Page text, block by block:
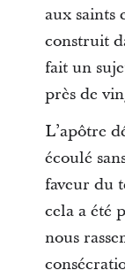
aux saints
construit
fait un
près de
L’apôtre
écoulé
faveur du
cela a été
nous